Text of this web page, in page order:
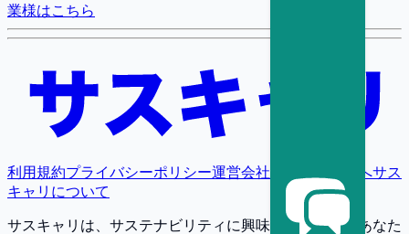
業様はこちら
利用規約プライバシーポリシー運営会社 採用担当者様へサス
キャリについて
サスキャリは、サステナビリティに興味・関心を持つあなた